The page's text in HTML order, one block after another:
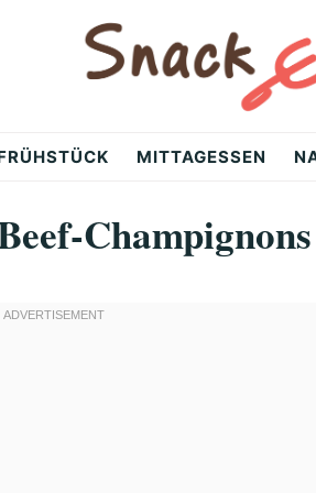
MITTAGESSEN